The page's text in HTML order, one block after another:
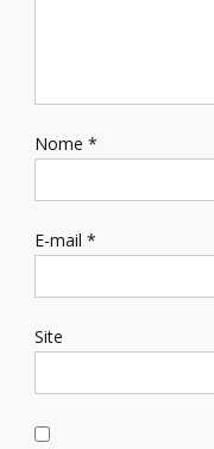
Nome *
E-mail *
Site